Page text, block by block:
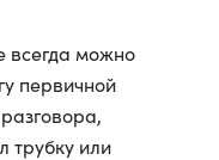
всегда можно
первичной
трубку или